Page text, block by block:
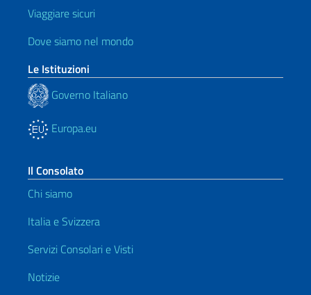
Viaggiare sicuri
Dove siamo nel mondo
Le Istituzioni
Governo Italiano
Europa.eu
Il Consolato
Chi siamo
Italia e Svizzera
Servizi Consolari e Visti
Notizie